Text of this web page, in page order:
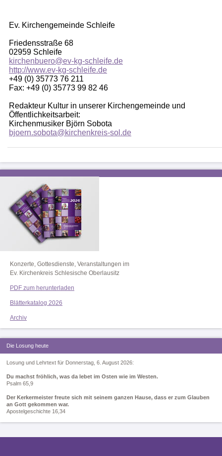
Ev. Kirchengemeinde Schleife
Friedensstraße 68
02959 Schleife
kirchenbuero@ev-kg-schleife.de
http://www.ev-kg-schleife.de
+49 (0) 35773 76 211
Fax: +49 (0) 35773 99 82 46
Redakteur Kultur in unserer Kirchengemeinde und
Öffentlichkeitsarbeit:
Kirchenmusiker Björn Sobota
bjoern.sobota@kirchenkreis-sol.de
Konzerte, Gottesdienste, Veranstaltungen im
Ev. Kirchenkreis Schlesische Oberlausitz
PDF zum herunterladen
Blätterkatalog 2026
Archiv
Die Losung heute
Losung und Lehrtext für Donnerstag, 6. August 2026:
Du machst fröhlich, was da lebet im Osten wie im Westen.
Psalm 65,9
Der Kerkermeister freute sich mit seinem ganzen Hause, dass er zum Glauben
an Gott gekommen war.
Apostelgeschichte 16,34